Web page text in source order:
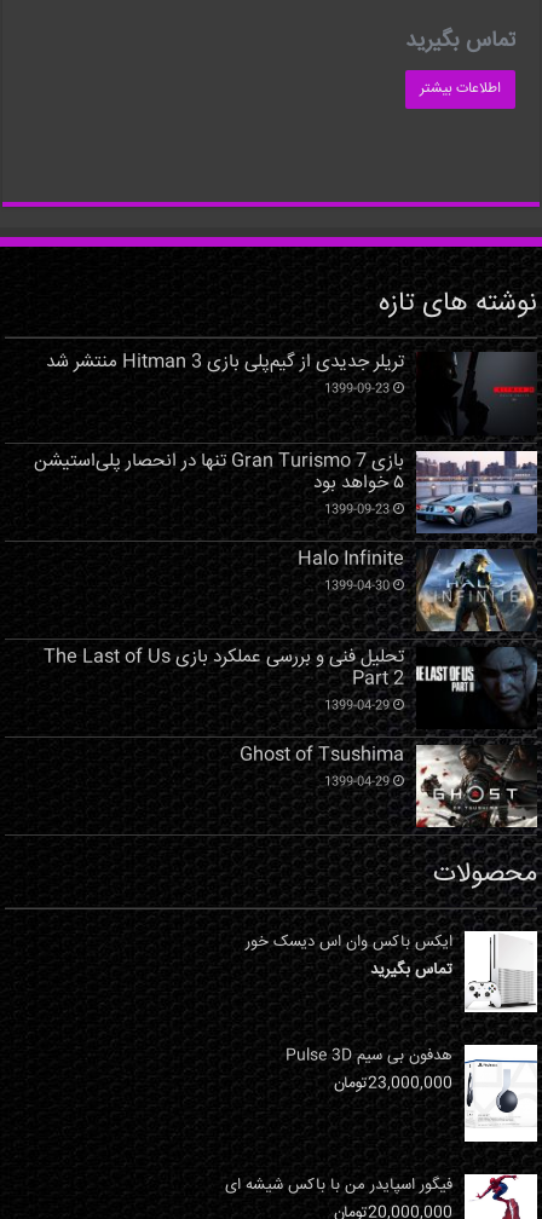
تماس بگیرید
اطلاعات بیشتر
نوشته های تازه
تریلر جدیدی از گیم‌پلی بازی Hitman 3 منتشر شد
1399-09-23
بازی Gran Turismo 7 تنها در انحصار پلی‌استیشن
۵ خواهد بود
1399-09-23
Halo Infinite
1399-04-30
تحلیل فنی و بررسی عملکرد بازی The Last of Us
Part 2
1399-04-29
Ghost of Tsushima
1399-04-29
محصولات
ایکس باکس وان اس دیسک خور
تماس بگیرید
هدفون بی سیم Pulse 3D
23,000,000تومان
فیگور اسپایدر من با باکس شیشه ای
20,000,000تومان